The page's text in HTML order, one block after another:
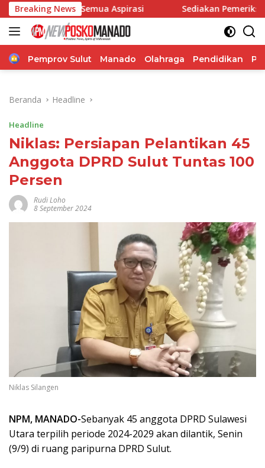
Langsung
ke
konten
Breaking News
Semua Aspirasi Sediakan Pemeriksaan
Home
Pemprov Sulut Manado Olahraga Pendidikan
Beranda Headline
Headline
Niklas: Persiapan Pelantikan 45
Anggota DPRD Sulut Tuntas 100
Persen
Rudi Loho
8 September 2024
Niklas Silangen
NPM, MANADO-Sebanyak 45 anggota DPRD Sulawesi
Utara terpilih periode 2024-2029 akan dilantik, Senin
(9/9) di ruang paripurna DPRD Sulut.